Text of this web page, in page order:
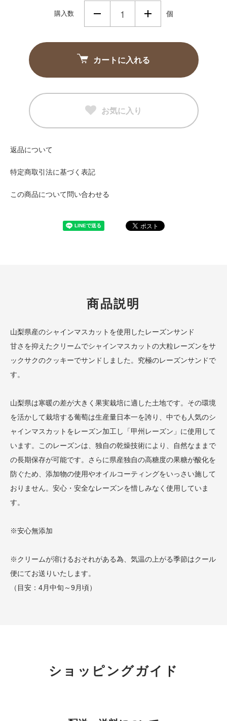
購入数 個
カートに入れる
お気に入り
返品について
特定商取引法に基づく表記
この商品について問い合わせる
商品説明
山梨県産のシャインマスカットを使用したレーズンサンド
甘さを抑えたクリームでシャインマスカットの大粒レーズンをサ
ックサクのクッキーでサンドしました。究極のレーズンサンドで
す。
山梨県は寒暖の差が大きく果実栽培に適した土地です。その環境
を活かして栽培する葡萄は生産量日本一を誇り、中でも人気のシ
ャインマスカットをレーズン加工し「甲州レーズン」に使用して
います。このレーズンは、独自の乾燥技術により、自然なままで
の長期保存が可能です。さらに県産独自の高糖度の果糖が酸化を
防ぐため、添加物の使用やオイルコーティングをいっさい施して
おりません。安心・安全なレーズンを惜しみなく使用していま
す。
※安心無添加
※クリームが溶けるおそれがある為、気温の上がる季節はクール
便にてお送りいたします。
（目安：4月中旬～9月頃）
ショッピングガイド